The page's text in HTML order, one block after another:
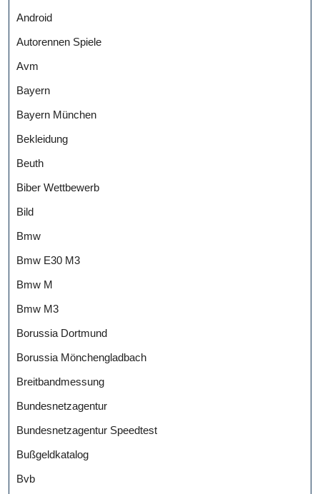
Android
Autorennen Spiele
Avm
Bayern
Bayern München
Bekleidung
Beuth
Biber Wettbewerb
Bild
Bmw
Bmw E30 M3
Bmw M
Bmw M3
Borussia Dortmund
Borussia Mönchengladbach
Breitbandmessung
Bundesnetzagentur
Bundesnetzagentur Speedtest
Bußgeldkatalog
Bvb